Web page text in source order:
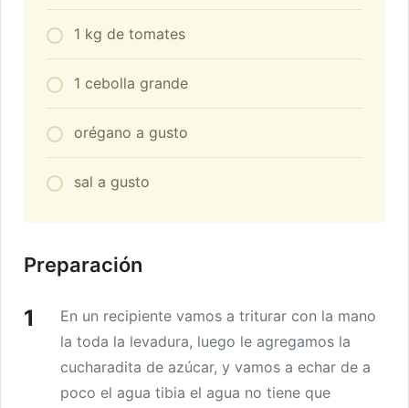
1 kg de tomates
1 cebolla grande
orégano a gusto
sal a gusto
Preparación
En un recipiente vamos a triturar con la mano
la toda la levadura, luego le agregamos la
cucharadita de azúcar, y vamos a echar de a
poco el agua tibia el agua no tiene que